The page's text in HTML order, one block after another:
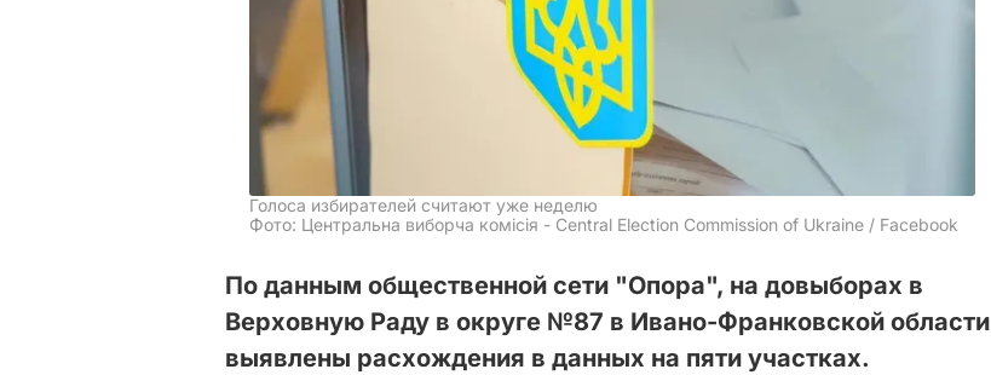
Голоса избирателей считают уже неделю
Фото: Центральна виборча комісія - Central Election Commission of Ukraine / Facebook
По данным общественной сети "Опора", на довыборах в
Верховную Раду в округе №87 в Ивано-Франковской области
выявлены расхождения в данных на пяти участках.